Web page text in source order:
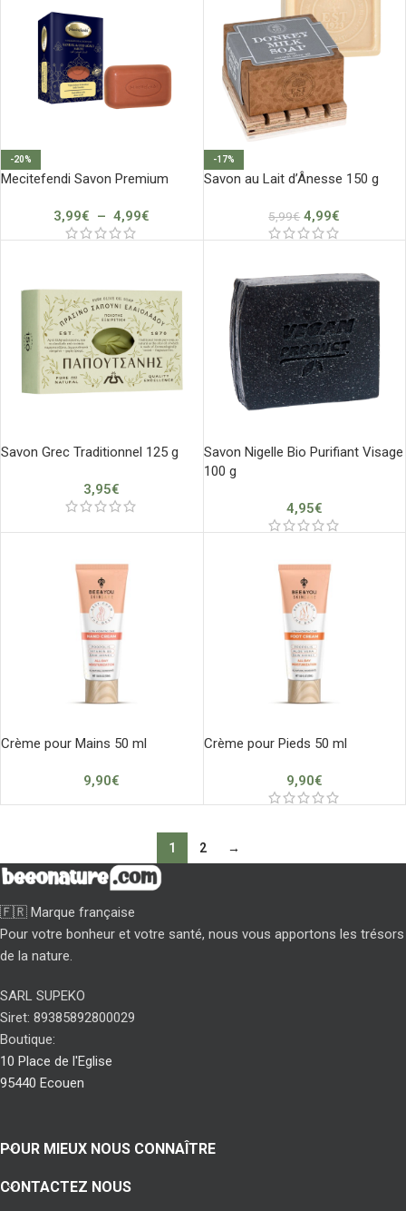
-20%
Mecitefendi Savon Premium
3,99€ – 4,99€
-17%
Savon au Lait d’Ânesse 150 g
5,99€ 4,99€
Savon Grec Traditionnel 125 g
3,95€
Savon Nigelle Bio Purifiant Visage
100 g
4,95€
Crème pour Mains 50 ml
9,90€
Crème pour Pieds 50 ml
9,90€
1 2 →
🇫🇷 Marque française
Pour votre bonheur et votre santé, nous vous apportons les trésors
de la nature.
SARL SUPEKO
Siret: 89385892800029
Boutique:
10 Place de l'Eglise
95440 Ecouen
POUR MIEUX NOUS CONNAÎTRE
CONTACTEZ NOUS